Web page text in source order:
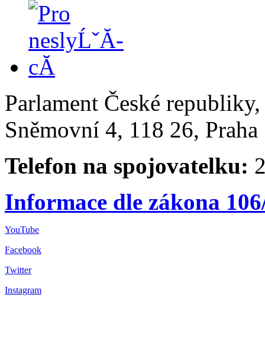
Parlament České
Sněmovní 4, 118 26,
Telefon na spojovatelku:
Informace dle zákona
YouTube
Facebook
Twitter
Instagram